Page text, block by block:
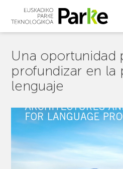
Una oportunidad
profundizar en la
lenguaje